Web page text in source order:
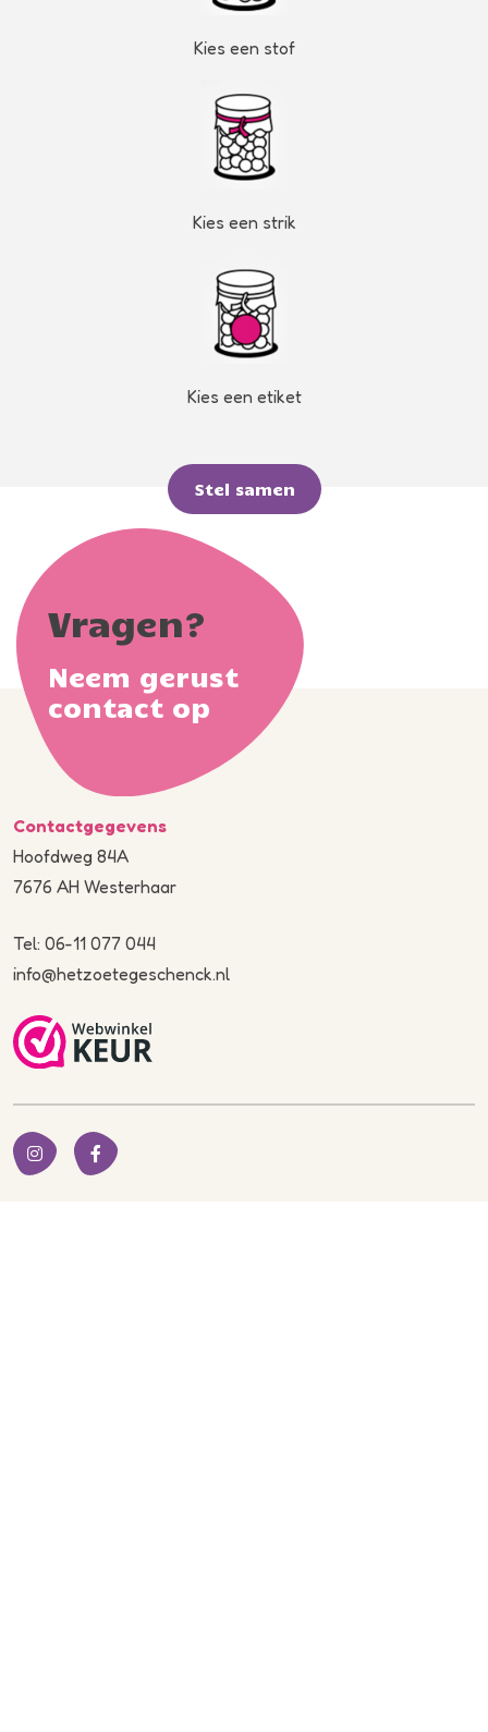
Kies een stof
Kies een strik
Kies een etiket
Stel samen
Vragen?
Neem gerust
contact op
Contactgegevens
Hoofdweg 84A
7676 AH Westerhaar
Tel: 06-11 077 044
info@hetzoetegeschenck.nl